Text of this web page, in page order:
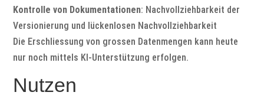
Kontrolle von Dokumentationen: Nachvollziehbarkeit der
Versionierung und lückenlosen Nachvollziehbarkeit
Die Erschliessung von grossen Datenmengen kann heute
nur noch mittels KI-Unterstützung erfolgen.
Nutzen